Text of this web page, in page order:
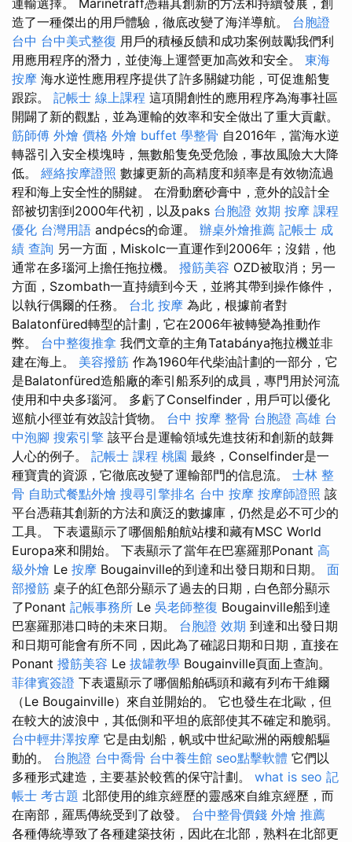
運輸選擇。 Marinetraff憑藉其創新的方法和持續發展，創
造了一種傑出的用戶體驗，徹底改變了海洋導航。 台胞證
台中 台中美式整復 用戶的積極反饋和成功案例鼓勵我們利
用應用程序的潛力，並使海上運營更加高效和安全。 東海
按摩 海水逆性應用程序提供了許多關鍵功能，可促進船隻
跟踪。 記帳士 線上課程 這項開創性的應用程序為海事社區
開闢了新的觀點，並為運輸的效率和安全做出了重大貢獻。
筋師傅 外燴 價格 外燴 buffet 學整骨 自2016年，當海水逆
轉器引入安全模塊時，無數船隻免受危險，事故風險大大降
低。 經絡按摩證照 數據更新的高精度和頻率是有效物流過
程和海上安全性的關鍵。 在滑動磨砂膏中，意外的設計全
部被切割到2000年代初，以及paks 台胞證 效期 按摩 課程
優化 台灣用語 andpécs的命運。 辦桌外燴推薦 記帳士 成
績 查詢 另一方面，Miskolc一直運作到2006年；沒錯，他
通常在多瑙河上擔任拖拉機。 撥筋美容 OZD被取消；另一
方面，Szombath一直持續到今天，並將其帶到操作條件，
以執行偶爾的任務。 台北 按摩 為此，根據前者對
Balatonfüred轉型的計劃，它在2006年被轉變為推動作
弊。 台中整復推拿 我們文章的主角Tatabánya拖拉機並非
建在海上。 美容撥筋 作為1960年代柴油計劃的一部分，它
是Balatonfüred造船廠的牽引船系列的成員，專門用於河流
使用和中央多瑙河。 多虧了Conselfinder，用戶可以優化
巡航小徑並有效設計貨物。 台中 按摩 整骨 台胞證 高雄 台
中泡腳 搜索引擎 該平台是運輸領域先進技術和創新的鼓舞
人心的例子。 記帳士 課程 桃園 最終，Conselfinder是一
種寶貴的資源，它徹底改變了運輸部門的信息流。 士林 整
骨 自助式餐點外燴 搜尋引擎排名 台中 按摩 按摩師證照 該
平台憑藉其創新的方法和廣泛的數據庫，仍然是必不可少的
工具。 下表還顯示了哪個船舶航站樓和藏有MSC World
Europa來和開始。 下表顯示了當年在巴塞羅那Ponant 高
級外燴 Le 按摩 Bougainville的到達和出發日期和日期。 面
部撥筋 桌子的紅色部分顯示了過去的日期，白色部分顯示
了Ponant 記帳事務所 Le 吳老師整復 Bougainville船到達
巴塞羅那港口時的未來日期。 台胞證 效期 到達和出發日期
和日期可能會有所不同，因此為了確認日期和日期，直接在
Ponant 撥筋美容 Le 拔罐教學 Bougainville頁面上查詢。
菲律賓簽證 下表還顯示了哪個船舶碼頭和藏有列布干維爾
（Le Bougainville）來自並開始的。 它也發生在北歐，但
在較大的波浪中，其低側和平坦的底部使其不確定和脆弱。
台中輕井澤按摩 它是由划船，帆或中世紀歐洲的兩艘船驅
動的。 台胞證 台中喬骨 台中養生館 seo點擊軟體 它們以
多種形式建造，主要基於較舊的保守計劃。 what is seo 記
帳士 考古題 北部使用的維京經歷的靈感來自維京經歷，而
在南部，羅馬傳統受到了啟發。 台中整骨價錢 外燴 推薦
各種傳統導致了各種建築技術，因此在北部，熟料在北部更